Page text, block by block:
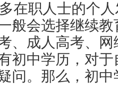
在职人士的个
般会选择继续
、成人高考、
初中学历，对
问。那么，初